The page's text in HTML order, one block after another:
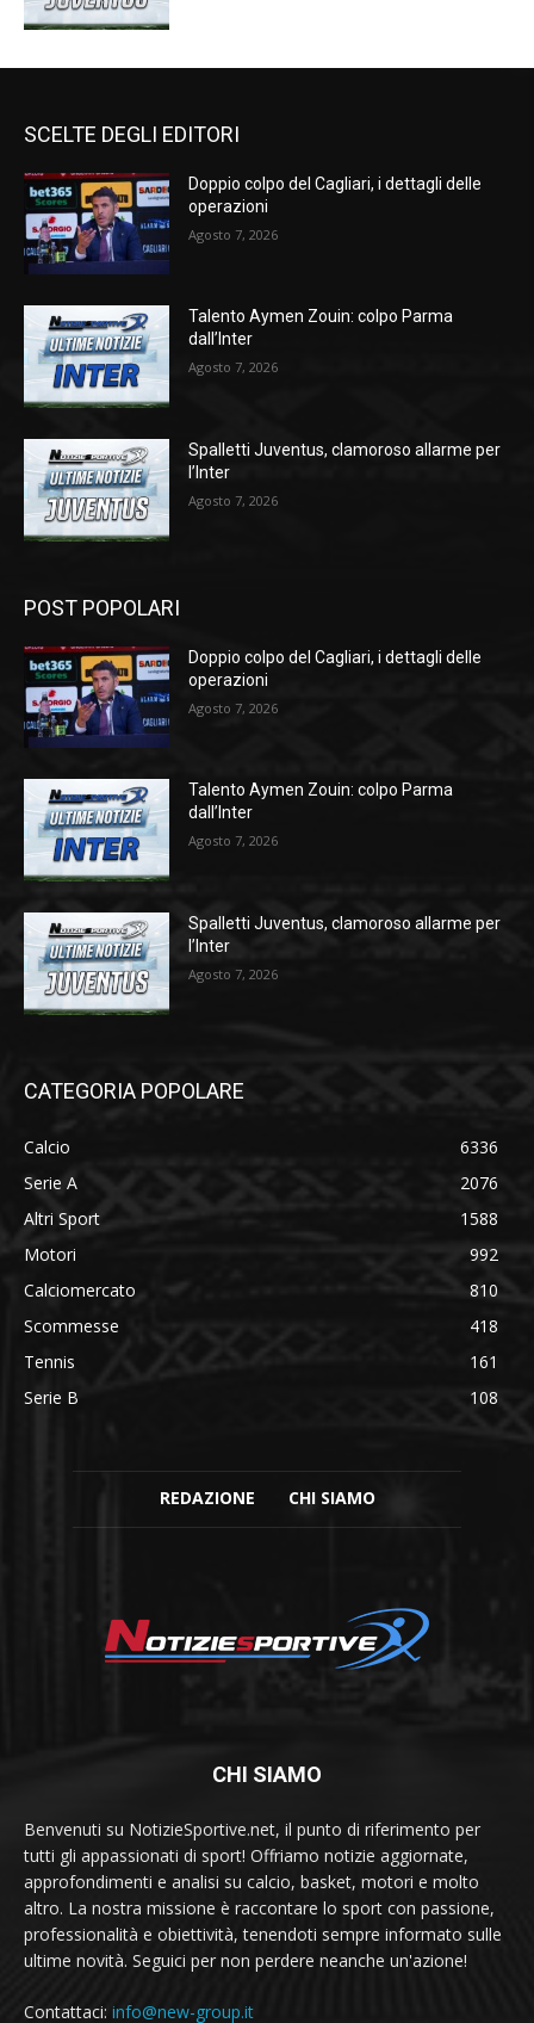
SCELTE DEGLI EDITORI
Doppio colpo del Cagliari, i dettagli delle
operazioni
Agosto 7, 2026
Talento Aymen Zouin: colpo Parma
dall’Inter
Agosto 7, 2026
Spalletti Juventus, clamoroso allarme per
l’Inter
Agosto 7, 2026
POST POPOLARI
Doppio colpo del Cagliari, i dettagli delle
operazioni
Agosto 7, 2026
Talento Aymen Zouin: colpo Parma
dall’Inter
Agosto 7, 2026
Spalletti Juventus, clamoroso allarme per
l’Inter
Agosto 7, 2026
CATEGORIA POPOLARE
Calcio
6336
Serie A
2076
Altri Sport
1588
Motori
992
Calciomercato
810
Scommesse
418
Tennis
161
Serie B
108
REDAZIONE CHI SIAMO
CHI SIAMO
Benvenuti su NotizieSportive.net, il punto di riferimento per
tutti gli appassionati di sport! Offriamo notizie aggiornate,
approfondimenti e analisi su calcio, basket, motori e molto
altro. La nostra missione è raccontare lo sport con passione,
professionalità e obiettività, tenendoti sempre informato sulle
ultime novità. Seguici per non perdere neanche un'azione!
Contattaci: info@new-group.it